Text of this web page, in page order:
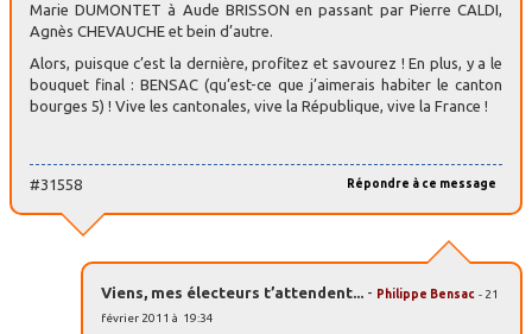
Marie DUMONTET à Aude BRISSON en passant par Pierre CALDI,
Agnès CHEVAUCHE et bein d’autre.
Alors, puisque c’est la dernière, profitez et savourez ! En plus, y a le
bouquet final : BENSAC (qu’est-ce que j’aimerais habiter le canton
bourges 5) ! Vive les cantonales, vive la République, vive la France !
Répondre à ce message
#31558
Viens, mes électeurs t’attendent... - Philippe Bensac - 21
février 2011 à 19:34